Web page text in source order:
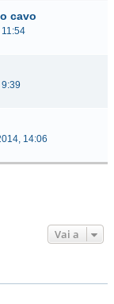
cavo
14:06
Vai a